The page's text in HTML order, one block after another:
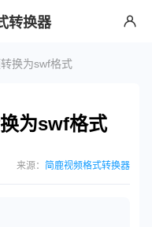
转换器
换为swf格式
为swf格式
来源： 简鹿视频格式转换器